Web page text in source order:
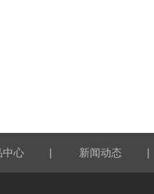
中心 | 新闻动态 |